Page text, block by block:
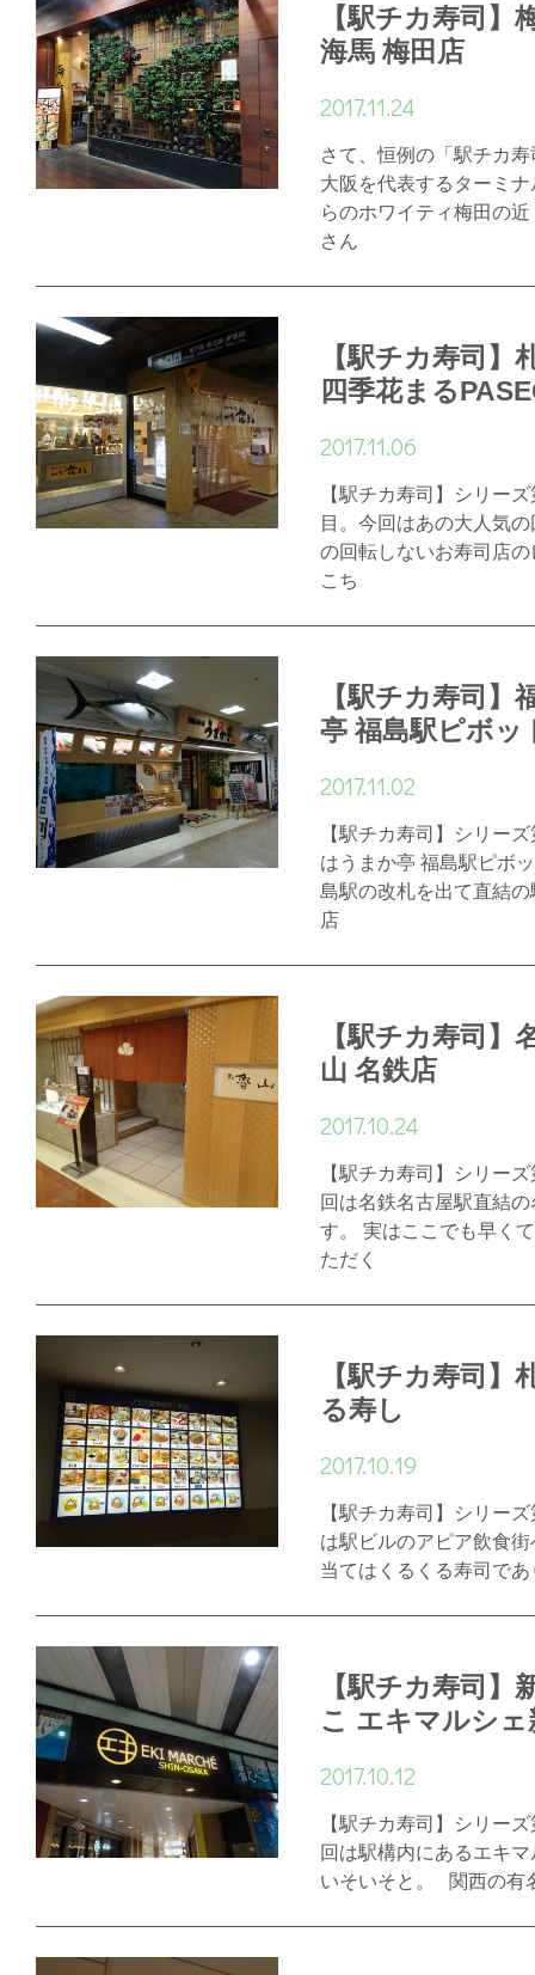
【駅チカ寿司】
海馬 梅田店
2017.11.24
さて、恒例の「駅チカ
大阪を代表するターミ
らのホワイティ梅田の
さん
【駅チカ寿司】
四季花まる
2017.11.06
【駅チカ寿司】シリー
目。今回はあの大人気
の回転しないお寿司店
こち
【駅チカ寿司】
亭 福島駅ピボッ
2017.11.02
【駅チカ寿司】シリー
はうまか亭 福島駅ピボ
島駅の改札を出て直結
店
【駅チカ寿司】
山 名鉄店
2017.10.24
【駅チカ寿司】シリー
回は名鉄名古屋駅直結
す。 実はここでも早く
ただく
【駅チカ寿司】
る寿し
2017.10.19
【駅チカ寿司】シリー
は駅ビルのアピア飲食
当てはくるくる寿司で
【駅チカ寿司】
こ エキマルシェ
2017.10.12
【駅チカ寿司】シリー
回は駅構内にあるエキ
いそいそと。 関西の有